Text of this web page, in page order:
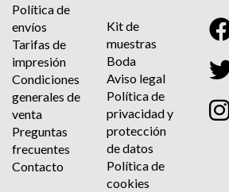
Política de
envíos
Tarifas de
impresión
Condiciones
generales de
venta
Preguntas
frecuentes
Contacto
Kit de
muestras
Boda
Aviso legal
Política de
privacidad y
protección
de datos
Política de
cookies